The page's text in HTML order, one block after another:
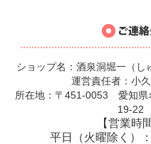
ショップ名：酒泉洞堀一（し
運営責任者：小
所在地：〒451-0053 愛知県
19-22
【営業時
平日（火曜除く）